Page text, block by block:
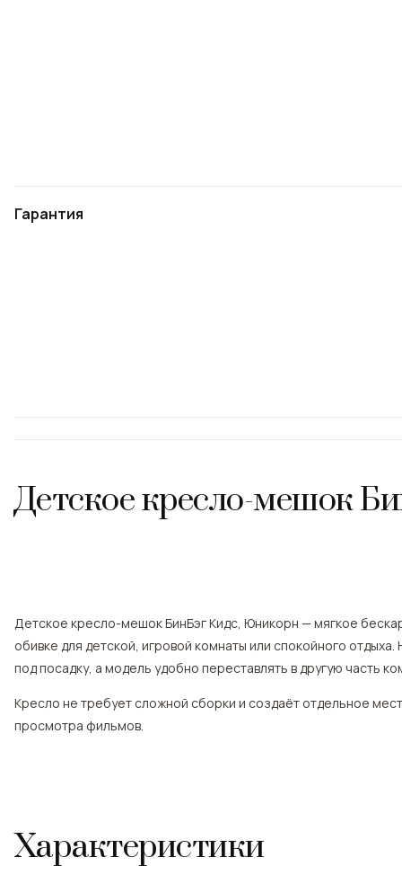
Гарантия
Детское кресло-мешок
Детское кресло-мешок БинБэг Кидс, Юникорн — мягкое
обивке для детской, игровой комнаты или спокойного
под посадку, а модель удобно переставлять в другую часть
Кресло не требует сложной сборки и создаёт отдельное
просмотра фильмов.
Характеристики